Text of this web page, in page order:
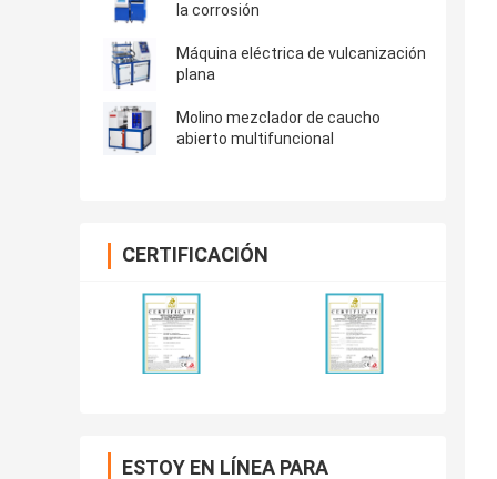
la corrosión
Máquina eléctrica de vulcanización
plana
Molino mezclador de caucho
abierto multifuncional
CERTIFICACIÓN
ESTOY EN LÍNEA PARA